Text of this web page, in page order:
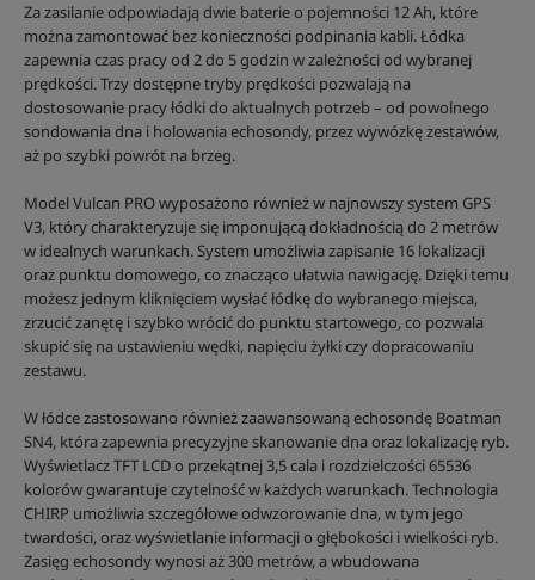
Za zasilanie odpowiadają dwie baterie o pojemności 12 Ah, które
można zamontować bez konieczności podpinania kabli. Łódka
zapewnia czas pracy od 2 do 5 godzin w zależności od wybranej
prędkości. Trzy dostępne tryby prędkości pozwalają na
dostosowanie pracy łódki do aktualnych potrzeb – od powolnego
sondowania dna i holowania echosondy, przez wywózkę zestawów,
aż po szybki powrót na brzeg.
Model Vulcan PRO wyposażono również w najnowszy system GPS
V3, który charakteryzuje się imponującą dokładnością do 2 metrów
w idealnych warunkach. System umożliwia zapisanie 16 lokalizacji
oraz punktu domowego, co znacząco ułatwia nawigację. Dzięki temu
możesz jednym kliknięciem wysłać łódkę do wybranego miejsca,
zrzucić zanętę i szybko wrócić do punktu startowego, co pozwala
skupić się na ustawieniu wędki, napięciu żyłki czy dopracowaniu
zestawu.
W łódce zastosowano również zaawansowaną echosondę Boatman
SN4, która zapewnia precyzyjne skanowanie dna oraz lokalizację ryb.
Wyświetlacz TFT LCD o przekątnej 3,5 cala i rozdzielczości 65536
kolorów gwarantuje czytelność w każdych warunkach. Technologia
CHIRP umożliwia szczegółowe odwzorowanie dna, w tym jego
twardości, oraz wyświetlanie informacji o głębokości i wielkości ryb.
Zasięg echosondy wynosi aż 300 metrów, a wbudowana